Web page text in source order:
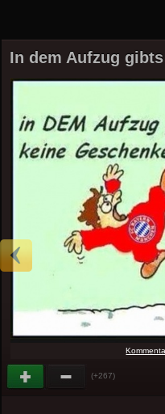
In dem Aufzug
(+267)